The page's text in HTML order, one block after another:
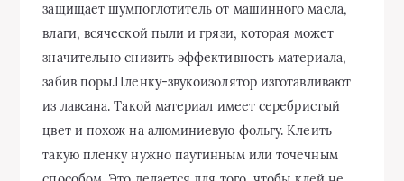
защищает шумпоглотитель от машинного масла,
влаги, всяческой пыли и грязи, которая может
значительно снизить эффективность материала,
забив поры.Пленку-звукоизолятор изготавливают
из лавсана. Такой материал имеет серебристый
цвет и похож на алюминиевую фольгу. Клеить
такую пленку нужно паутинным или точечным